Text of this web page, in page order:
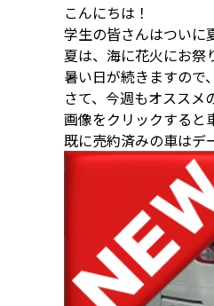
こんにちは！
学生の皆さんはついに
夏は、海に花火にお祭
暑い日が続きますので
さて、今週もオススメ
画像をクリックすると
既に売約済みの車はデ